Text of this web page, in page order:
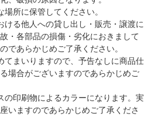
所に保管してください。
ける他人への貸し出し・販売・譲渡に
・各部品の損傷・劣化におきまして
であらかじめご了承ください。
てまいりますので、予告なしに商品仕
場合がございますのであらかじめご
の印刷物によるカラーになります。実
いますのであらかじめご了承くださ